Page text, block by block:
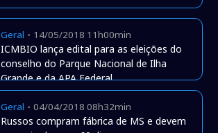
Geral - 14/05/2018 11h00min
ICMBIO lança edital para as eleições do
conselho do Parque Nacional de Ilha
Grande e da APA Federal
Geral -04/04/2018 08h32min
Russos compram fábrica de MS e devem